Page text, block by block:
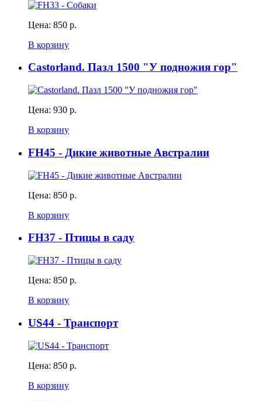
Цена: 850 р.
В корзину
Castorland. Пазл 1500 "У подножия гор"
Цена: 930 р.
В корзину
FH45 - Дикие животные Австралии
Цена: 850 р.
В корзину
FH37 - Птицы в саду
Цена: 850 р.
В корзину
US44 - Транспорт
Цена: 850 р.
В корзину